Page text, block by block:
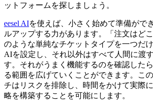
ットフォームを探しましょう。
eesel AIを使えば、小さく始めて準備がで
ルアップする力があります。「注文はど
のような単純なチケットタイプを一つだ
AIを設定し、それ以外はすべて人間に渡
す。それがうまく機能するのを確認した
る範囲を広げていくことができます。こ
チはリスクを排除し、時間をかけて実際
略を構築することを可能にします。